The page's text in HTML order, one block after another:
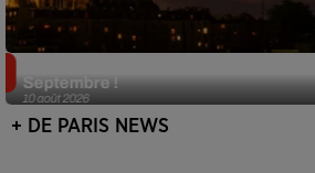
10 août 2026
Septembre !
+ DE PARIS NEWS